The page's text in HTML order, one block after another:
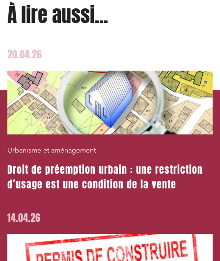
À lire aussi...
20.04.26
Urbanisme et aménagement
Droit de préemption urbain : une restriction
d’usage est une condition de la vente
14.04.26